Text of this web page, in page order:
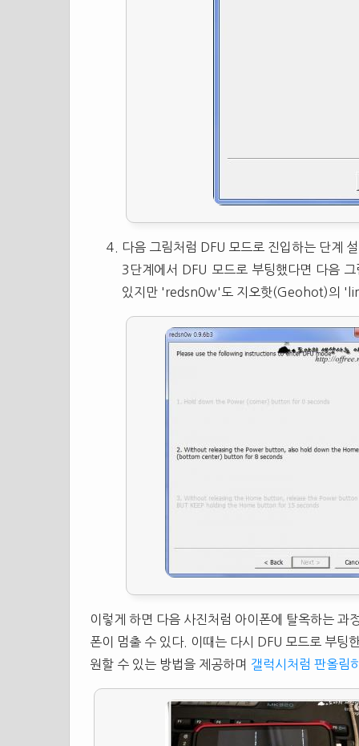
다음 그림처럼 DFU 모드로 진입하는 단계
3단계에서 DFU 모드로 부팅했다면 다음
있지만 'redsn0w'도 지오핫(Geohot)의
이렇게 하면 다음 사진처럼 아이폰에 탈옥하는
폰이 멈출 수 있다. 이때는 다시 DFU 모드로 부팅
원할 수 있는 방법을 제공하며 갤럭시처럼 판올림